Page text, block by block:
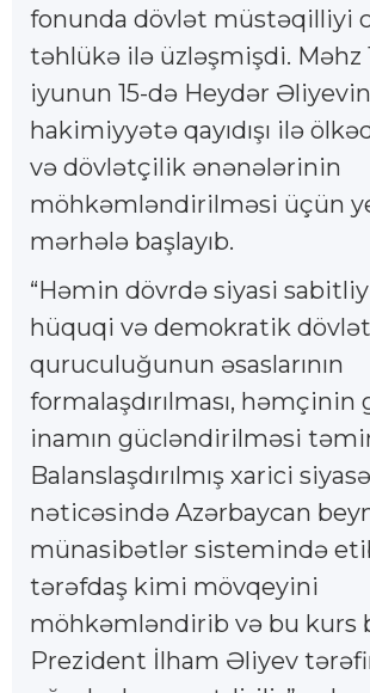
fonunda dövlət müstəqilliyi
təhlükə ilə üzləşmişdi. Məhz
iyunun 15-də Heydər Əliyevin
hakimiyyətə qayıdışı ilə
və dövlətçilik ənənələrinin
möhkəmləndirilməsi üçün
mərhələ başlayıb.
“Həmin dövrdə siyasi
hüquqi və demokratik dövlət
quruculuğunun əsaslarının
formalaşdırılması, həmçinin
inamın gücləndirilməsi
Balanslaşdırılmış xarici
nəticəsində Azərbaycan
münasibətlər sistemində
tərəfdaş kimi mövqeyini
möhkəmləndirib və bu kurs
Prezident İlham Əliyev